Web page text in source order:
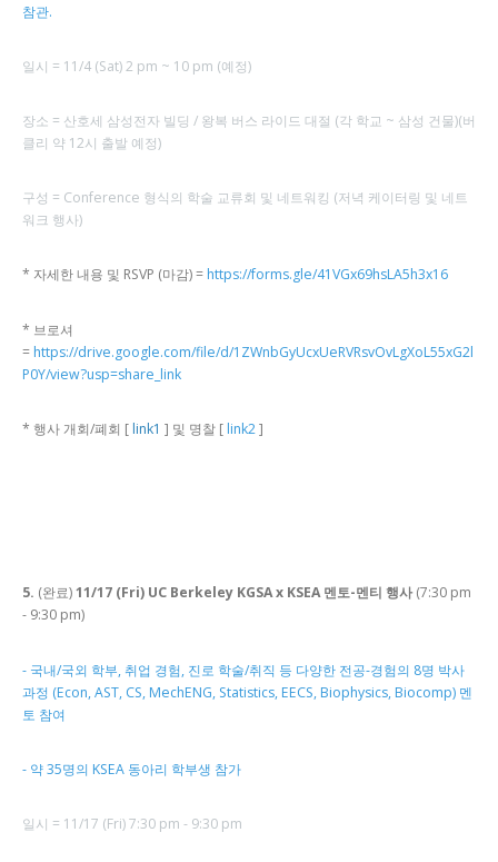
참관.
일시 = 11/4 (Sat) 2 pm ~ 10 pm (예정)
장소 = 산호세 삼성전자 빌딩 / 왕복 버스 라이드 대절 (각 학교 ~ 삼성 건물)(버
클리 약 12시 출발 예정)
구성 = Conference 형식의 학술 교류회 및 네트워킹 (저녁 케이터링 및 네트
워크 행사)
* 자세한 내용 및 RSVP (마감) = https://forms.gle/41VGx69hsLA5h3x16
* 브로셔
= https://drive.google.com/file/d/1ZWnbGyUcxUeRVRsvOvLgXoL55xG2l
P0Y/view?usp=share_link
* 행사 개회/폐회 [link1 ] 및 명찰 [ link2]
5. (완료)11/17 (Fri) UC Berkeley KGSA x KSEA 멘토-멘티 행사 (7:30 pm
- 9:30 pm)
- 국내/국외 학부, 취업 경험, 진로 학술/취직 등 다양한 전공-경험의 8명 박사
과정 (Econ, AST, CS, MechENG, Statistics, EECS, Biophysics, Biocomp) 멘
토 참여
- 약 35명의 KSEA 동아리 학부생 참가
일시 = 11/17 (Fri) 7:30 pm - 9:30 pm